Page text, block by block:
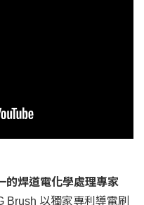
的焊道電化學處理專家
Brush 以獨家專利導電刷